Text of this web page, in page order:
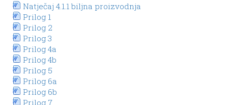
Natječaj 4.1.1 biljna proizvodnja
Prilog 1
Prilog 2
Prilog 3
Prilog 4a
Prilog 4b
Prilog 5
Prilog 6a
Prilog 6b
Prilog 7